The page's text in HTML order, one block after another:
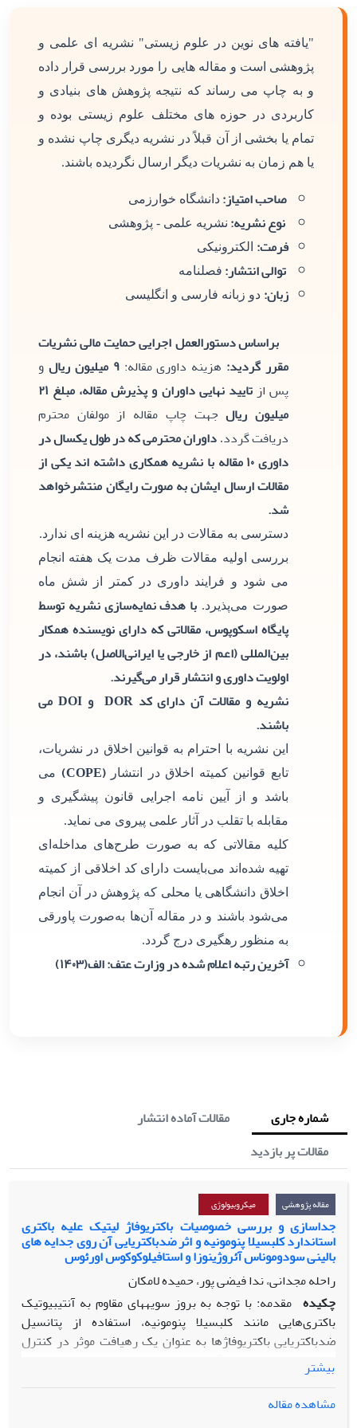
"یافته های نوین در علوم زیستی" نشریه ای علمی و
پژوهشی است و مقاله هایی را مورد بررسی قرار داده
و به چاپ می رساند که نتیجه پژوهش های بنیادی و
کاربردی در حوزه های مختلف علوم زیستی بوده و
تمام یا بخشی از آن قبلاً در نشریه دیگری چاپ نشده و
یا هم زمان به نشریات دیگر ارسال نگردیده باشند.
صاحب امتیاز: دانشگاه خوارزمی
نوع نشریه: نشریه علمی - پژوهشی
فرمت: الکترونیکی
توالی انتشار: فصلنامه
زبان: دو زبانه فارسی و انگلیسی
براساس دستورالعمل اجرایی حمایت مالی نشریات
مقرر گردید: هزینه داوری مقاله:۹ میلیون ریال
و
پس از
تایید نهایی داوران و پذیرش مقاله، مبلغ ۲۱
میلیون ریالجهت چاپ مقاله از مولفان محترم
دریافت گردد. داوران محترمی که در طول یکسال در
داوری ۱۰ مقاله با نشریه همکاری داشته اند یکی از
مقالات ارسال ایشان به صورت رایگان منتشرخواهد
شد.
دسترسی به مقالات در این نشریه هزینه ای ندارد.
بررسی اولیه مقالات ظرف مدت یک هفته انجام
می شود و فرایند داوری در کمتر از شش ماه
صورت می‌پذیرد. با هدف نمایه‌سازی نشریه توسط
پایگاه اسکوپوس، مقالاتی که دارای نویسنده همکار
بین‌المللی (اعم از خارجی یا ایرانی‌الاصل) باشند، در
اولویت داوری و انتشار قرار می‌گیرند.
نشریه و مقالات آن دارای کد DOR و DOI می
باشند.
این نشریه با احترام به قوانین اخلاق در نشریات،
تابع قوانین کمیته اخلاق در انتشار(COPE)
می
باشد و از آیین نامه اجرایی قانون پیشگیری و
مقابله با تقلب در آثار علمی پیروی می نماید.
کلیه مقالاتی که به صورت طرح‌های مداخله‌ای
تهیه شده‌اند می‌بایست دارای کد اخلاقی از کمیته
اخلاق دانشگاهی یا محلی که پژوهش در آن انجام
می‌شود باشند و در مقاله آن‌ها به‌صورت پاورقی
به منظور رهگیری درج گردد.
آخرین رتبه اعلام شده در وزارت عتف: الف(۱۴۰۳)
شماره جاری
مقالات آماده انتشار
مقالات پر بازدید
مقاله پژوهشی میکروبیولوژی
جداسازی و بررسی خصوصیات باکتریوفاژ لیتیک علیه باکتری
استاندارد کلبسیلا پنومونیه و اثر ضدباکتریایی آن روی جدایه های
بالینی سودوموناس آئروژینوزا و استافیلوکوکوس اورئوس
راحله مجدانی، ندا فیضی پور، حمیده لامکان
چکیده مقدمه: با توجه به بروز سویه­های مقاوم به آنتی­بیوتیک
باکتری‌هایی مانند کلبسیلا پنومونیه، استفاده از پتانسیل
ضدباکتریایی باکتریوفاژها به­ عنوان یک رهیافت­ موثر در کنترل
عفونت­ها مورد توجه قرار گرفته است.
مواد و روش­ها: پس از جداسازی باکتریوفاژ لیتیک (
بیشتر
مشاهده مقاله